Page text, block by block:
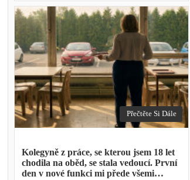
Přečtěte Si Dále
Kolegyně z práce, se kterou jsem 18 let
chodila na oběd, se stala vedoucí. První
den v nové funkci mi přede všemi